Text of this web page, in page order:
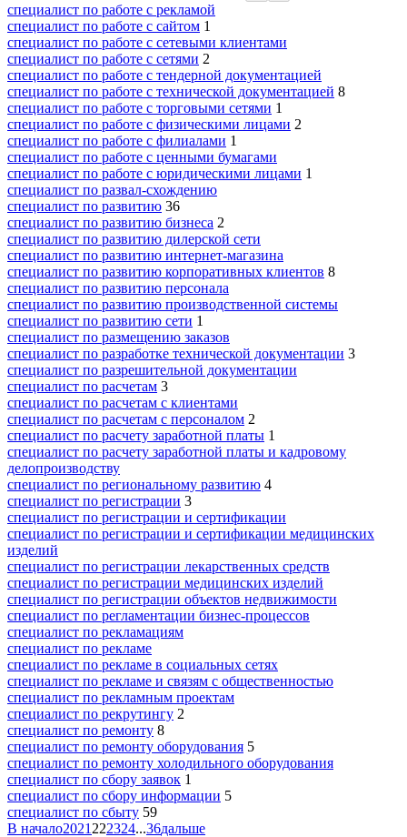
специалист по работе с рекламой
специалист по работе с сайтом 1
специалист по работе с сетевыми клиентами
специалист по работе с сетями 2
специалист по работе с тендерной документацией
специалист по работе с технической документацией 8
специалист по работе с торговыми сетями 1
специалист по работе с физическими лицами 2
специалист по работе с филиалами 1
специалист по работе с ценными бумагами
специалист по работе с юридическими лицами 1
специалист по развал-схождению
специалист по развитию 36
специалист по развитию бизнеса 2
специалист по развитию дилерской сети
специалист по развитию интернет-магазина
специалист по развитию корпоративных клиентов 8
специалист по развитию персонала
специалист по развитию производственной системы
специалист по развитию сети 1
специалист по размещению заказов
специалист по разработке технической документации 3
специалист по разрешительной документации
специалист по расчетам 3
специалист по расчетам с клиентами
специалист по расчетам с персоналом 2
специалист по расчету заработной платы 1
специалист по расчету заработной платы и кадровому
делопроизводству
специалист по региональному развитию 4
специалист по регистрации 3
специалист по регистрации и сертификации
специалист по регистрации и сертификации медицинских
изделий
специалист по регистрации лекарственных средств
специалист по регистрации медицинских изделий
специалист по регистрации объектов недвижимости
специалист по регламентации бизнес-процессов
специалист по рекламациям
специалист по рекламе
специалист по рекламе в социальных сетях
специалист по рекламе и связям с общественностью
специалист по рекламным проектам
специалист по рекрутингу 2
специалист по ремонту 8
специалист по ремонту оборудования 5
специалист по ремонту холодильного оборудования
специалист по сбору заявок 1
специалист по сбору информации 5
специалист по сбыту 59
В начало2021 222324...36дальше